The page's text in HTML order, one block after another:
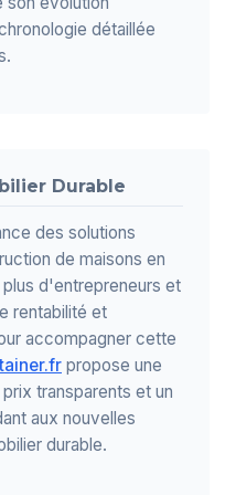
détaillée
Durable
des solutions
de maisons en
d'entrepreneurs et
rentabilité et
accompagner cette
propose une
transparents et un
aux nouvelles
durable.